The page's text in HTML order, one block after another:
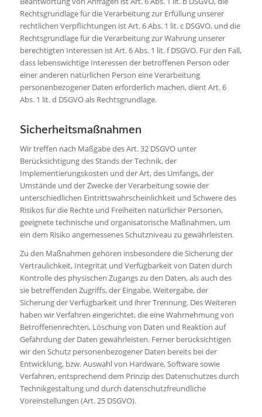
Rechtsgrundlage für die Verarbeitung zur Erfüllung unserer
rechtlichen Verpflichtungen ist Art. 6 Abs. 1 lit. c DSGVO, und die
Rechtsgrundlage für die Verarbeitung zur Wahrung unserer
berechtigten Interessen ist Art. 6 Abs. 1 lit. f DSGVO. Für den Fall,
dass lebenswichtige Interessen der betroffenen Person oder
einer anderen natürlichen Person eine Verarbeitung
personenbezogener Daten erforderlich machen, dient Art. 6
Abs. 1 lit. d DSGVO als Rechtsgrundlage.
Sicherheitsmaßnahmen
Wir treffen nach Maßgabe des Art. 32 DSGVO unter
Berücksichtigung des Stands der Technik, der
Implementierungskosten und der Art, des Umfangs, der
Umstände und der Zwecke der Verarbeitung sowie der
unterschiedlichen Eintrittswahrscheinlichkeit und Schwere des
Risikos für die Rechte und Freiheiten natürlicher Personen,
geeignete technische und organisatorische Maßnahmen, um
ein dem Risiko angemessenes Schutzniveau zu gewährleisten.
Zu den Maßnahmen gehören insbesondere die Sicherung der
Vertraulichkeit, Integrität und Verfügbarkeit von Daten durch
Kontrolle des physischen Zugangs zu den Daten, als auch des
sie betreffenden Zugriffs, der Eingabe, Weitergabe, der
Sicherung der Verfügbarkeit und ihrer Trennung. Des Weiteren
haben wir Verfahren eingerichtet, die eine Wahrnehmung von
Betroffenenrechten, Löschung von Daten und Reaktion auf
Gefährdung der Daten gewährleisten. Ferner berücksichtigen
wir den Schutz personenbezogener Daten bereits bei der
Entwicklung, bzw. Auswahl von Hardware, Software sowie
Verfahren, entsprechend dem Prinzip des Datenschutzes durch
Technikgestaltung und durch datenschutzfreundliche
Voreinstellungen (Art. 25 DSGVO).